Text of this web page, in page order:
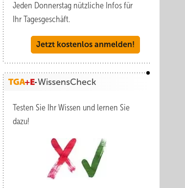
Jeden Donnerstag nützliche Infos für
Ihr Tagesgeschäft.
Jetzt kostenlos anmelden!
WissensCheck
Testen Sie Ihr Wissen und lernen Sie
dazu!